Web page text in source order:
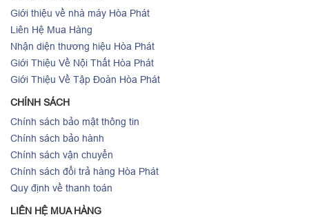
Giới thiệu về nhà máy Hòa Phát
Liên Hệ Mua Hàng
Nhận diện thương hiệu Hòa Phát
Giới Thiệu Về Nội Thất Hòa Phát
Giới Thiệu Về Tập Đoàn Hòa Phát
CHÍNH SÁCH
Chính sách bảo mật thông tin
Chính sách bảo hành
Chính sách vận chuyển
Chính sách đổi trả hàng Hòa Phát
Quy định về thanh toán
LIÊN HỆ MUA HÀNG